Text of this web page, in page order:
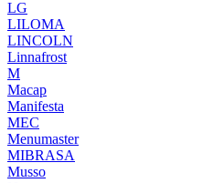
LG
LILOMA
LINCOLN
Linnafrost
M
Macap
Manifesta
MEC
Menumaster
MIBRASA
Musso